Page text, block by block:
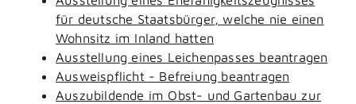
für deutsche Staatsbürger, welche nie einen
Wohnsitz im Inland hatten
Ausstellung eines Leichenpasses beantragen
Ausweispflicht - Befreiung beantragen
Auszubildende im Obst- und Gartenbau zur